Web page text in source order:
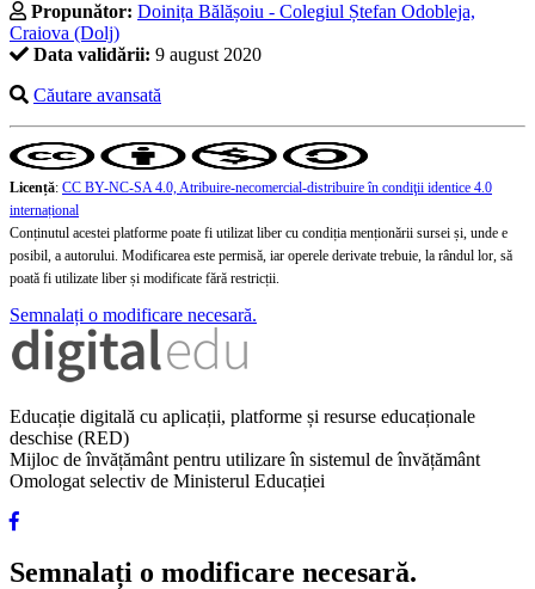
Propunător: Doinița Bălășoiu - Colegiul Ștefan Odobleja,
Craiova (Dolj)
Data validării: 9 august 2020
Căutare avansată
Licență: CC BY-NC-SA 4.0, Atribuire-necomercial-distribuire în condiţii identice 4.0
internațional
Conținutul acestei platforme poate fi utilizat liber cu condiția menționării sursei și, unde e
posibil, a autorului. Modificarea este permisă, iar operele derivate trebuie, la rândul lor, să
poată fi utilizate liber și modificate fără restricții.
Semnalați o modificare necesară.
Educație digitală cu aplicații, platforme și resurse educaționale
deschise (RED)
Mijloc de învățământ pentru utilizare în sistemul de învățământ
Omologat selectiv de Ministerul Educației
Semnalați o modificare necesară.